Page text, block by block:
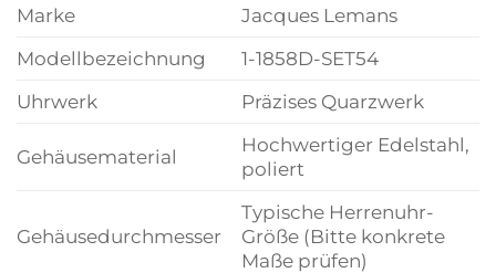
Marke
Jacques Lemans
Modellbezeichnung
1-1858D-SET54
Uhrwerk
Präzises Quarzwerk
Gehäusematerial
Hochwertiger Edelstahl,
poliert
Gehäusedurchmesser
Typische Herrenuhr-
Größe (Bitte konkrete
Maße prüfen)